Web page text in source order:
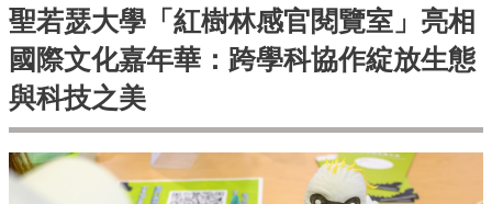
聖若瑟大學「紅樹林感官閱覽室」亮相
國際文化嘉年華：跨學科協作綻放生態
與科技之美